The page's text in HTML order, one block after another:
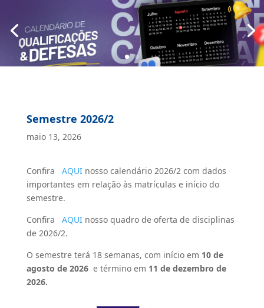
Semestre 2026/2
maio 13, 2026
Confira AQUInosso calendário 2026/2 com dados
importantes em relação às matrículas e início do
semestre.
Confira AQUInosso quadro de oferta de disciplinas
de 2026/2.
O semestre terá 18 semanas, com início em 10 de
agosto de 2026e término em 11 de dezembro de
2026.